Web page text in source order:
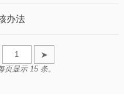
办法
➤
显示 15 条。